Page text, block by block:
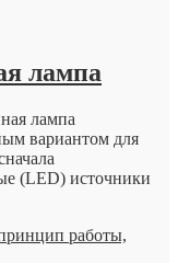
лампа
лампа
вариантом для
(LED) источники